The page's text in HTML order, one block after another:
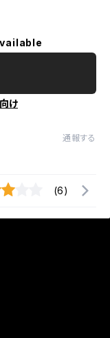
け
通報する
(6)